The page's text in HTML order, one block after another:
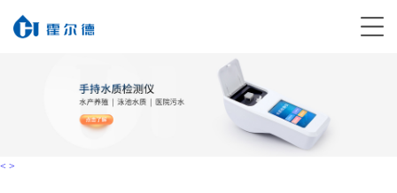
< >